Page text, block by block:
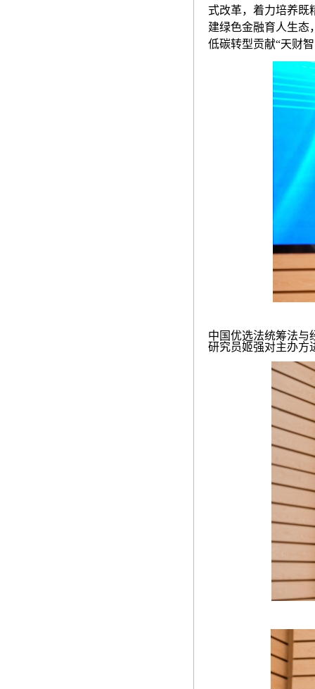
式改革，着力培养既
建绿色金融育人生态
低碳转型贡献“天财
中国优选法统筹法与
研究员姬强对主办方